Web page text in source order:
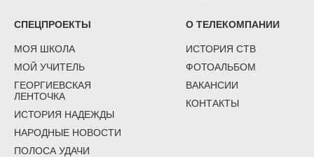
СПЕЦПРОЕКТЫ
МОЯ ШКОЛА
МОЙ УЧИТЕЛЬ
ГЕОРГИЕВСКАЯ
ЛЕНТОЧКА
ИСТОРИЯ НАДЕЖДЫ
НАРОДНЫЕ НОВОСТИ
ПОЛОСА УДАЧИ
О ТЕЛЕКОМПАНИИ
ИСТОРИЯ СТВ
ФОТОАЛЬБОМ
ВАКАНСИИ
КОНТАКТЫ